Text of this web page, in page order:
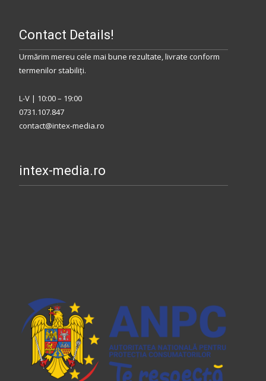
Contact Details!
Urmărim mereu cele mai bune rezultate, livrate conform
termenilor stabiliţi.
L-V | 10:00 – 19:00
0731.107.847
contact@intex-media.ro
intex-media.ro